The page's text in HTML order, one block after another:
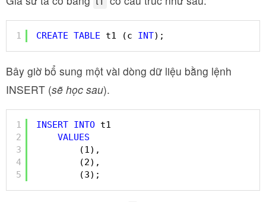
1 CREATE TABLE t1 (c INT);
Bây giờ bổ sung một vài dòng dữ liệu bằng lệnh
INSERT (sẽ học sau).
1
2
3
4
5
INSERT INTO t1
VALUES
(1),
(2),
(3);